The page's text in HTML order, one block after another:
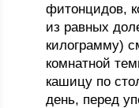
фитонцидов,
из равных
килограмму)
комнатной
кашицу по
день, перед